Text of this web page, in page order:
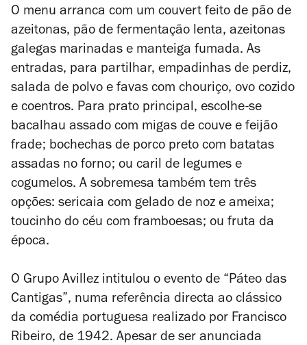
O menu arranca com um couvert feito de pão de
azeitonas, pão de fermentação lenta, azeitonas
galegas marinadas e manteiga fumada. As
entradas, para partilhar, empadinhas de perdiz,
salada de polvo e favas com chouriço, ovo cozido
e coentros. Para prato principal, escolhe-se
bacalhau assado com migas de couve e feijão
frade; bochechas de porco preto com batatas
assadas no forno; ou caril de legumes e
cogumelos. A sobremesa também tem três
opções: sericaia com gelado de noz e ameixa;
toucinho do céu com framboesas; ou fruta da
época.
O Grupo Avillez intitulou o evento de “Páteo das
Cantigas”, numa referência directa ao clássico
da comédia portuguesa realizado por Francisco
Ribeiro, de 1942. Apesar de ser anunciada